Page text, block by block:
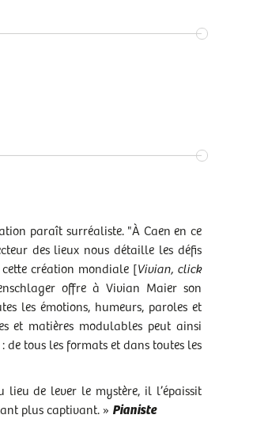
paraît surréaliste. "À Caen en ce
des lieux nous détaille les défis
création mondiale [Vivian, click
offre à Vivian Maier son
les émotions, humeurs, paroles et
et matières modulables peut ainsi
de tous les formats et dans toutes les
de lever le mystère, il l’épaissit
plus captivant. » Pianiste